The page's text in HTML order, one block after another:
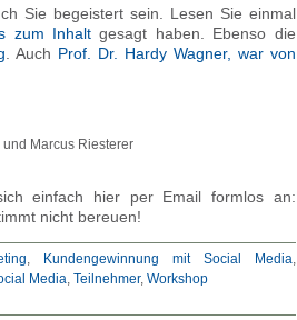
Sie begeistert sein. Lesen Sie einmal
zum Inhalt gesagt haben. Ebenso die
. Auch Prof. Dr. Hardy Wagner, war von
Marcus Riesterer
einfach hier per Email formlos an:
nicht bereuen!
, Kundengewinnung mit Social Media,
Media, Teilnehmer, Workshop